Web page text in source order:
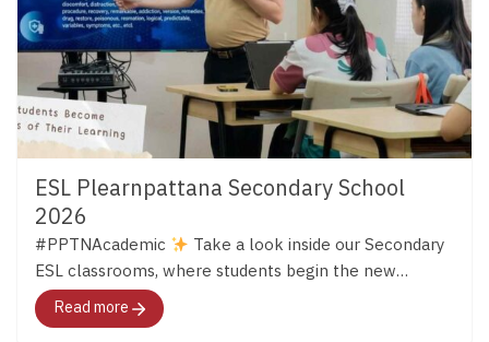
ESL Plearnpattana Secondary School
2026
#PPTNAcademic
Take a look inside our Secondary
ESL classrooms, where students begin the new
semester by “setting their own learning goals” and
“taking ownership of their learning”. Alongside
Read more